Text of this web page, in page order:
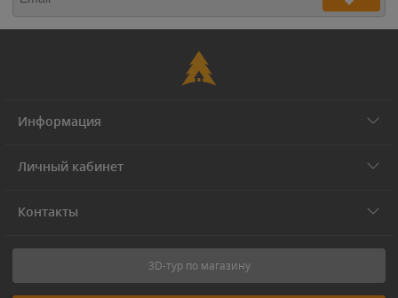
Информация
Личный кабинет
Контакты
3D-тур по магазину